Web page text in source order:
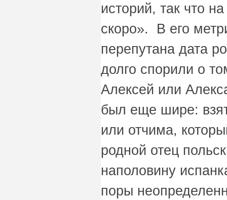
историй, так что
скоро». В его
перепутана дата
долго спорили о
Алексей или
был еще шире:
или отчима,
родной отец
наполовину
поры